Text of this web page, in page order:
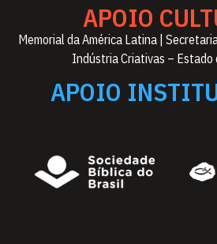
APOIO
Memorial da América Latina |
Indústria Criativas – Estado
APOIO